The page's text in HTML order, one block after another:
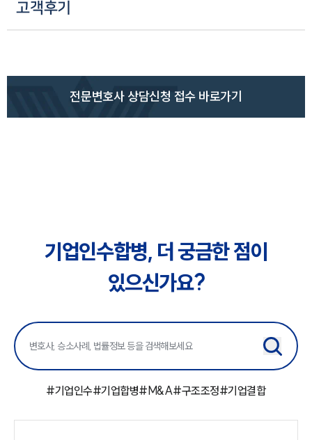
고객후기
전문변호사 상담신청 접수 바로가기
기업인수합병, 더 궁금한 점이
있으신가요?
#기업인수#기업합병# M&A#구조조정#기업결합